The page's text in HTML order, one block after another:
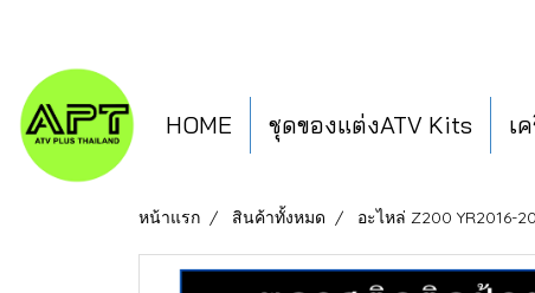
HOME ชุดของแต่งATV Kits เ
หน้าแรก สินค้าทั้งหมด อะไหล่ Z200 YR2016-